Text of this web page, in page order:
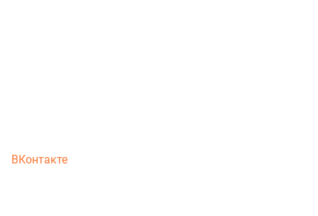
ВКонтакте